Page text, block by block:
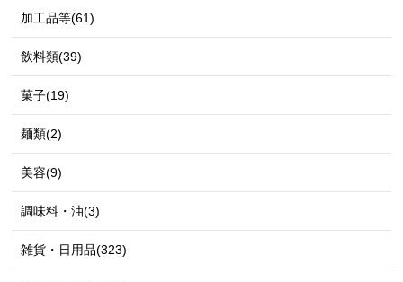
加工品等(61)
飲料類(39)
菓子(19)
麺類(2)
美容(9)
調味料・油(3)
雑貨・日用品(323)